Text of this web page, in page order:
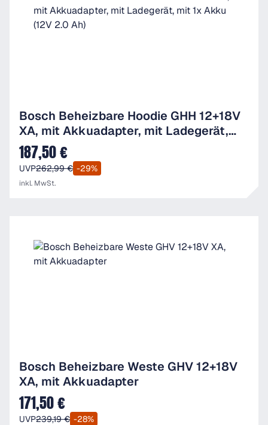
Bosch Beheizbare Hoodie GHH 12+18V
XA, mit Akkuadapter, mit Ladegerät,
mit 1x Akku (12V 2.0 Ah)
Verkaufspreis:
187,50 €
UVP262,99 € -29%
inkl. MwSt.
Bosch Beheizbare Weste GHV 12+18V
XA, mit Akkuadapter
Verkaufspreis:
171,50 €
UVP239,19 € -28%